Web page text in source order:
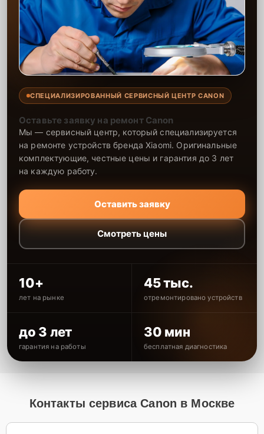
СПЕЦИАЛИЗИРОВАННЫЙ СЕРВИСНЫЙ ЦЕНТР CANON
Оставьте заявку на ремонт Canon
Мы — сервисный центр, который специализируется
на ремонте устройств бренда Xiaomi. Оригинальные
комплектующие, честные цены и гарантия до 3 лет
на каждую работу.
Оставить заявку
Смотреть цены
10+
лет на рынке
45 тыс.
отремонтировано устройств
до 3 лет
гарантия на работы
30 мин
бесплатная диагностика
Контакты сервиса Canon в Москве